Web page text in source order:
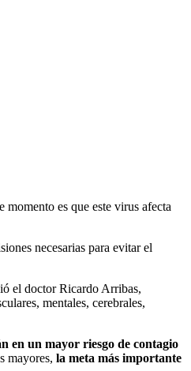
es que este virus afecta
necesarias para evitar el
el doctor Ricardo Arribas,
mentales, cerebrales,
en un mayor riesgo de contagio
mayores, la meta más importante